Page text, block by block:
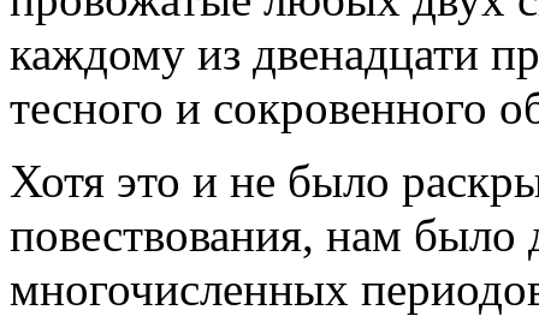
каждому из двенадцати
тесного и сокровенного
Хотя это и не было
повествования, нам было
многочисленных